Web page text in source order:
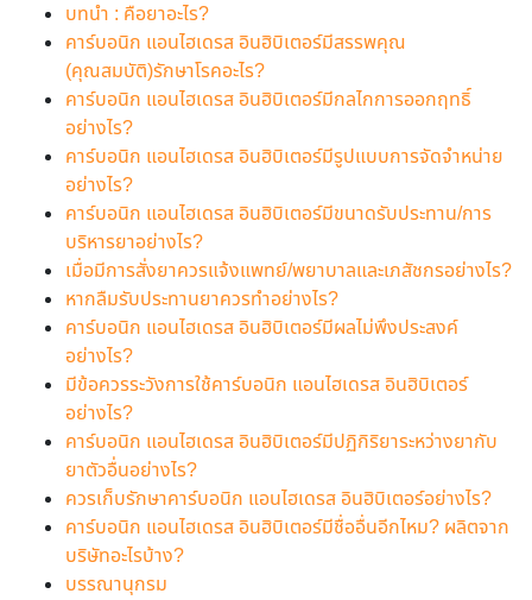
บทนำ : คือยาอะไร?
คาร์บอนิก แอนไฮเดรส อินฮิบิเตอร์มีสรรพคุณ
(คุณสมบัติ)รักษาโรคอะไร?
คาร์บอนิก แอนไฮเดรส อินฮิบิเตอร์มีกลไกการออกฤทธิ์
อย่างไร?
คาร์บอนิก แอนไฮเดรส อินฮิบิเตอร์มีรูปแบบการจัดจำหน่าย
อย่างไร?
คาร์บอนิก แอนไฮเดรส อินฮิบิเตอร์มีขนาดรับประทาน/การ
บริหารยาอย่างไร?
เมื่อมีการสั่งยาควรแจ้งแพทย์/พยาบาลและเภสัชกรอย่างไร?
หากลืมรับประทานยาควรทำอย่างไร?
คาร์บอนิก แอนไฮเดรส อินฮิบิเตอร์มีผลไม่พึงประสงค์
อย่างไร?
มีข้อควรระวังการใช้คาร์บอนิก แอนไฮเดรส อินฮิบิเตอร์
อย่างไร?
คาร์บอนิก แอนไฮเดรส อินฮิบิเตอร์มีปฏิกิริยาระหว่างยากับ
ยาตัวอื่นอย่างไร?
ควรเก็บรักษาคาร์บอนิก แอนไฮเดรส อินฮิบิเตอร์อย่างไร?
คาร์บอนิก แอนไฮเดรส อินฮิบิเตอร์มีชื่ออื่นอีกไหม? ผลิตจาก
บริษัทอะไรบ้าง?
บรรณานุกรม